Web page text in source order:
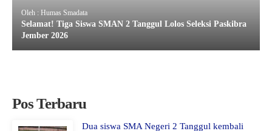
Oleh : Humas Smadata
Selamat! Tiga Siswa SMAN 2 Tanggul Lolos Seleksi Paskibra
Jember 2026
Pos Terbaru
Dua siswa SMA Negeri 2 Tanggul kembali